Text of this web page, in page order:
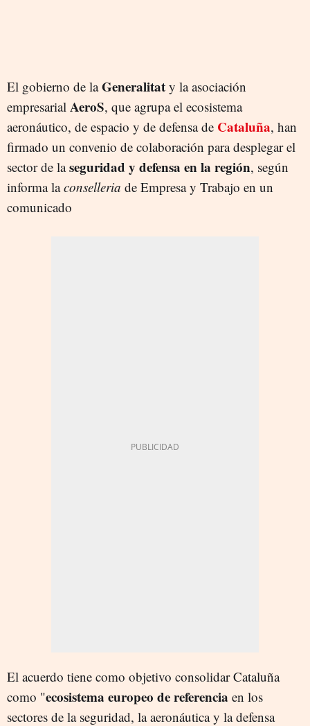
El gobierno de laGeneralitat y la asociación
empresarial AeroS, que agrupa el ecosistema
aeronáutico, de espacio y de defensa de Cataluña, han
firmado un convenio de colaboración para desplegar el
sector de laseguridad y defensa en la región, según
informa laconselleria de Empresa y Trabajo en un
comunicado
El acuerdo tiene como objetivo consolidar Cataluña
como "ecosistema europeo de referencia en los
sectores de la seguridad, la aeronáutica y la defensa